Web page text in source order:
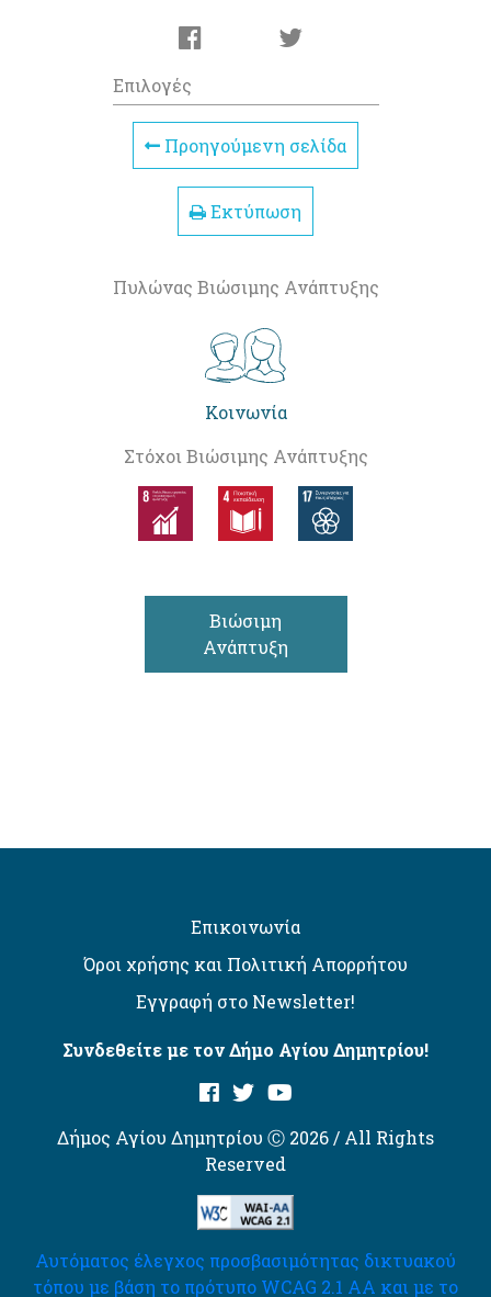
Επιλογές
Προηγούμενη σελίδα
Εκτύπωση
Πυλώνας Βιώσιμης Ανάπτυξης
Κοινωνία
Στόχοι Βιώσιμης Ανάπτυξης
Βιώσιμη
Ανάπτυξη
Επικοινωνία
Όροι χρήσης και Πολιτική Απορρήτου
Εγγραφή στο Newsletter!
Συνδεθείτε με τον Δήμο Αγίου Δημητρίου!
Δήμος Αγίου Δημητρίου Ⓒ 2026 / All Rights
Reserved
Αυτόματος έλεγχος προσβασιμότητας δικτυακού
τόπου με βάση το πρότυπο WCAG 2.1 AA και με το